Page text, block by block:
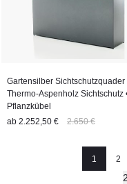
Gartensilber Sichtschutzquader
Thermo-Aspenholz Sichtschutz
Pflanzkübel
ab 2.252,50 € 2.650 €
Seite
1
Seite
2